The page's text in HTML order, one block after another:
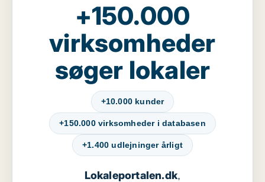
+150.000
virksomheder
søger lokaler
+10.000 kunder
+150.000 virksomheder i databasen
+1.400 udlejninger årligt
Lokaleportalen.dk,